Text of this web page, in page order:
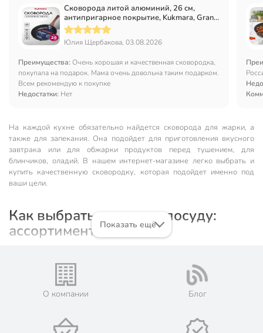
Сковорода литой алюминий, 26 см,
антипригарное покрытие, Kukmara, Granit
Ultra, синяя, сгг260а
Юлия Щербакова, 03.08.2026
Преимущества: Очень хорошая и качественная сковородка,
покупала на подарок. Мама очень довольна таким подарком.
Всем рекомендую к покупке
Недостатки: Нет
На каждой кухне обязательно найдется сковорода для жарки, а
также для запекания. Она подойдет для приготовления вкусного
завтрака или для обжарки продуктов перед тушением, для
блинчиков, оладий. В нашем интернет-магазине легко выбрать и
купить качественную сковородку, которая подойдет именно под
ваши цели.
Как выбрать хорошую посуду:
ассортимент
сайте в каталоге сковородок вы легко обнаружите необходимые
разновидности. Тут представлены
, с ручкой, без нее,
, а также иные варианты изделия.
можно встретить диаметры:
Показать ещё
О компании Блог